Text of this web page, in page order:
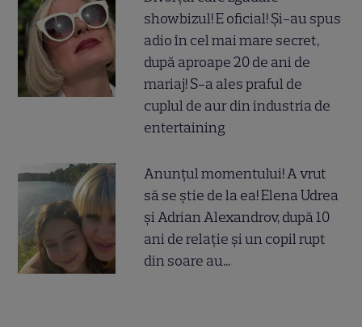
showbizul! E oficial! Și-au spus
adio în cel mai mare secret,
după aproape 20 de ani de
mariaj! S-a ales praful de
cuplul de aur din industria de
entertaining
Anunțul momentului! A vrut
să se știe de la ea! Elena Udrea
și Adrian Alexandrov, după 10
ani de relație și un copil rupt
din soare au...